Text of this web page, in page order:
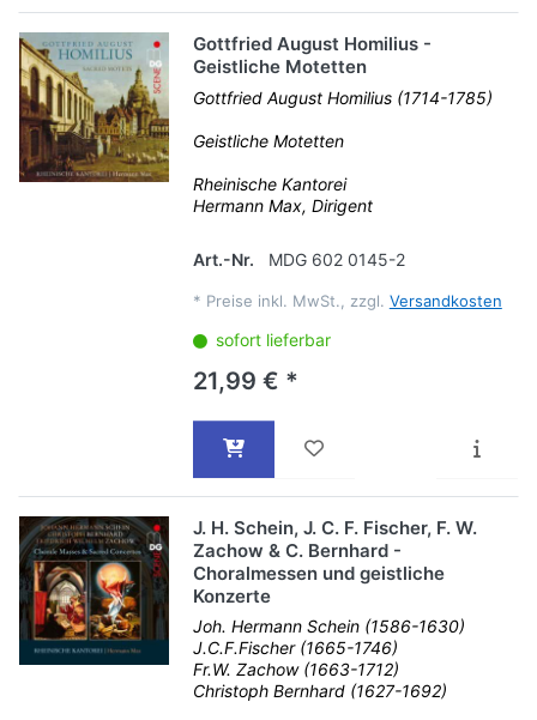
Gottfried August Homilius -
Geistliche Motetten
Gottfried August Homilius (1714-1785)
Geistliche Motetten
Rheinische Kantorei
Hermann Max, Dirigent
Art.-Nr. MDG 602 0145-2
* Preise inkl. MwSt., zzgl. Versandkosten
sofort lieferbar
21,99 € *
J. H. Schein, J. C. F. Fischer, F. W.
Zachow & C. Bernhard -
Choralmessen und geistliche
Konzerte
Joh. Hermann Schein (1586-1630)
J.C.F.Fischer (1665-1746)
Fr.W. Zachow (1663-1712)
Christoph Bernhard (1627-1692)